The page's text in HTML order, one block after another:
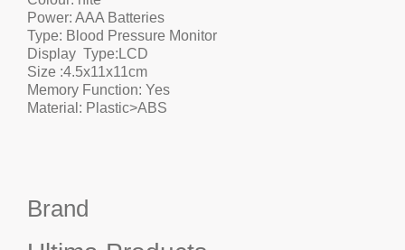
Power: AAA Batteries
Type: Blood Pressure Monitor
Display Type: LCD
Size :4.5x11x11cm
Memory Function: Yes
Material: Plastic>ABS
Brand